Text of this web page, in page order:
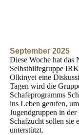
September 2025
Diese Woche hat das
Selbsthilfegruppe
Olkinyei eine
Tagen wird die
Schafeprogramms
ins Leben gerufen,
Jugendgruppen in
Schafzucht sollen sie
unterstützt.